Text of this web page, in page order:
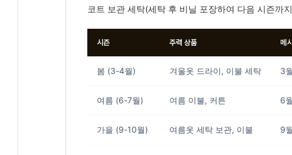
코트 보관 세탁(세탁 후 비닐 포장하여 다음 시즌까
시즌 주력 상품 메
봄 (3-4월) 겨울옷 드라이, 이불 세탁 3
여름 (6-7월) 여름 이불, 커튼 6
가을 (9-10월) 여름옷 세탁 보관, 이불 9